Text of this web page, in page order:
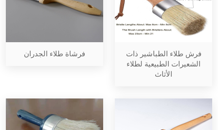
فرش طلاء الطباشير ذات
الشعيرات الطبيعية لطلاء
الأثاث
فرشاة طلاء الجدران